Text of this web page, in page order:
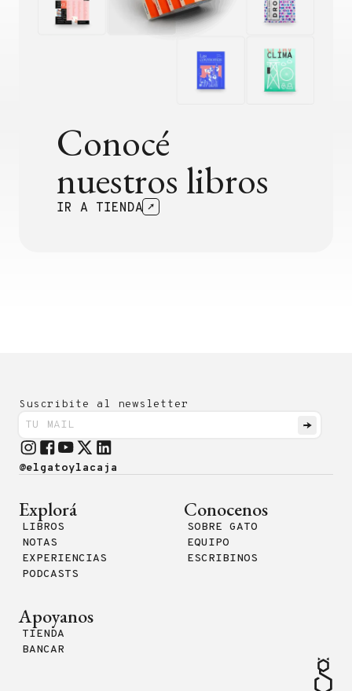
Conocé
nuestros libros
IR A TIENDA
Suscribite al newsletter
@elgatoylacaja
Explorá
LIBROS
NOTAS
EXPERIENCIAS
PODCASTS
Conocenos
SOBRE GATO
EQUIPO
ESCRIBINOS
Apoyanos
TIENDA
BANCAR